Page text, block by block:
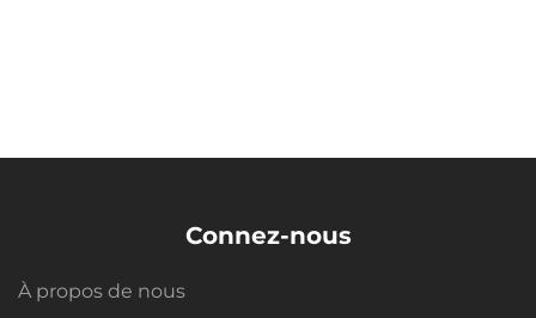
Connez-nous
À propos de nous